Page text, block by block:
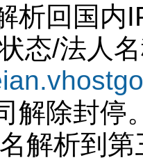
析回国内
态/法人
解除封停
解析到